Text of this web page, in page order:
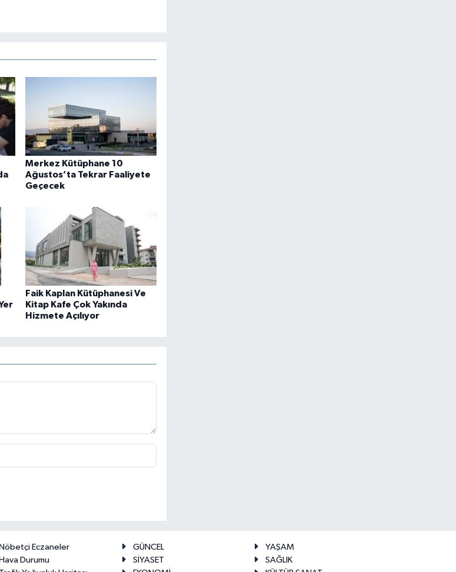
Merkez Kütüphane 10
Ağustos’ta Tekrar Faaliyete
Geçecek
Faik Kaplan Kütüphanesi Ve
Kitap Kafe Çok Yakında
Hizmete Açılıyor
Eczaneler
Durumu
GÜNCEL
YAŞAM
SİYASET
SAĞLIK